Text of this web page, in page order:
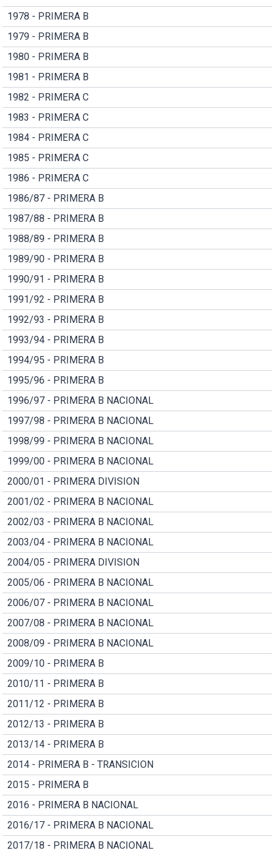
1978 - PRIMERA B
1979 - PRIMERA B
1980 - PRIMERA B
1981 - PRIMERA B
1982 - PRIMERA C
1983 - PRIMERA C
1984 - PRIMERA C
1985 - PRIMERA C
1986 - PRIMERA C
1986/87 - PRIMERA B
1987/88 - PRIMERA B
1988/89 - PRIMERA B
1989/90 - PRIMERA B
1990/91 - PRIMERA B
1991/92 - PRIMERA B
1992/93 - PRIMERA B
1993/94 - PRIMERA B
1994/95 - PRIMERA B
1995/96 - PRIMERA B
1996/97 - PRIMERA B NACIONAL
1997/98 - PRIMERA B NACIONAL
1998/99 - PRIMERA B NACIONAL
1999/00 - PRIMERA B NACIONAL
2000/01 - PRIMERA DIVISION
2001/02 - PRIMERA B NACIONAL
2002/03 - PRIMERA B NACIONAL
2003/04 - PRIMERA B NACIONAL
2004/05 - PRIMERA DIVISION
2005/06 - PRIMERA B NACIONAL
2006/07 - PRIMERA B NACIONAL
2007/08 - PRIMERA B NACIONAL
2008/09 - PRIMERA B NACIONAL
2009/10 - PRIMERA B
2010/11 - PRIMERA B
2011/12 - PRIMERA B
2012/13 - PRIMERA B
2013/14 - PRIMERA B
2014 - PRIMERA B - TRANSICION
2015 - PRIMERA B
2016 - PRIMERA B NACIONAL
2016/17 - PRIMERA B NACIONAL
2017/18 - PRIMERA B NACIONAL